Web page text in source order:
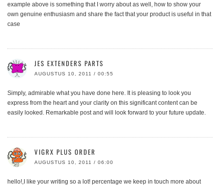
example above is something that I worry about as well, how to show your
own genuine enthusiasm and share the fact that your product is useful in that
case
JES EXTENDERS PARTS
AUGUSTUS 10, 2011 / 00:55
Simply, admirable what you have done here. It is pleasing to look you
express from the heart and your clarity on this significant content can be
easily looked. Remarkable post and will look forward to your future update.
VIGRX PLUS ORDER
AUGUSTUS 10, 2011 / 06:00
hello!,I like your writing so a lot! percentage we keep in touch more about